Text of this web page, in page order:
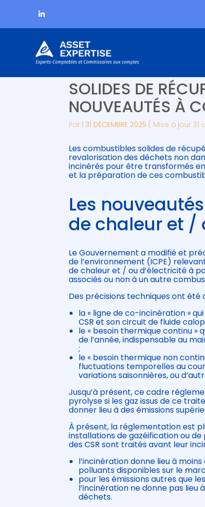
Aller
au
UTILISATION ET
SOLIDES DE
NOUVEAUTÉS À
Par |31 DÉCEMBRE 2025 ( Mise à jour 31
Les combustibles solides de
revalorisation des déchets non
incinérés pour être transformés
et la préparation de ces
Les
de chaleur et /
Le Gouvernement a modifié et
de l’environnement (ICPE)
de chaleur et / ou d’électricité à
associés ou non à un autre
Des précisions techniques ont
la « ligne de co-incinération »
CSR et son circuit de fluide
le « besoin thermique continu
de l’année, indispensable au
;
le « besoin thermique non
fluctuations temporelles au
variations saisonnières, ou
Jusqu’à présent, ce cadre
pyrolyse si les gaz issus de ce
donner lieu à des émissions
À présent, la réglementation est
installations de gazéification ou
des CSR sont traités avant leur
l’incinération donne lieu à
polluants disponibles sur le
pour les émissions autres que
l’incinération ne donne pas lieu
déchets.